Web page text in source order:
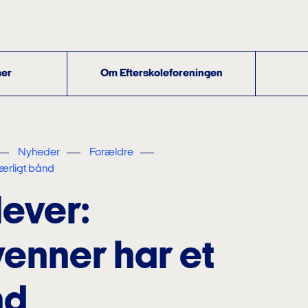
Om Efterskoleforeningen
Nyheder
Forældre
bånd
har et